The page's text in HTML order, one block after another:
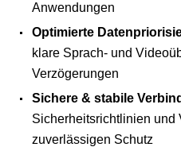
Anwendungen
Optimierte
klare Sprach- und
Verzögerungen
Sichere & stabile
Sicherheitsrichtlinien und
zuverlässigen Schutz